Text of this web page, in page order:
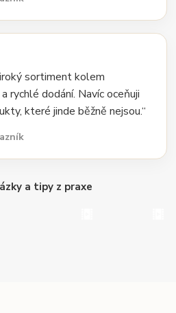
sortiment kolem
rychlé dodání. Navíc oceňuji
které jinde běžně nejsou.“
a tipy z praxe